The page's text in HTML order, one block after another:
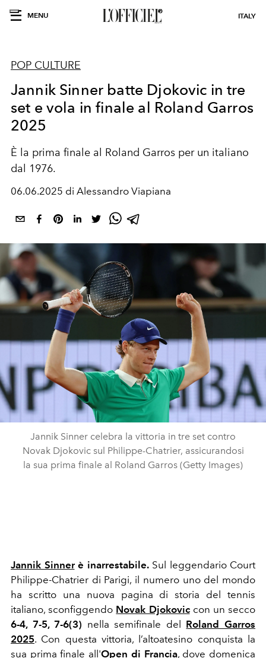
MENU ITALY
POP CULTURE
Jannik Sinner batte Djokovic in tre
set e vola in finale al Roland Garros
2025
È la prima finale al Roland Garros per un italiano
dal 1976.
06.06.2025 di Alessandro Viapiana
Jannik Sinner celebra la vittoria in tre set contro
Novak Djokovic sul Philippe-Chatrier, assicurandosi
la sua prima finale al Roland Garros (Getty Images)
Jannik Sinnerè inarrestabile.Sul leggendario Court
Philippe-Chatrier di Parigi, il numero uno del mondo
ha scritto una nuova pagina di storia del tennis
italiano, sconfiggendo Novak Djokoviccon un secco
6-4, 7-5, 7-6(3) nella semifinale del Roland Garros
2025. Con questa vittoria, l’altoatesino conquista la
sua prima finale all'Open di Francia, dove domenica